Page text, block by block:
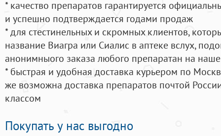
* качество препаратов гарантируется
и успешно подтверждается годами продаж
* для стестинельных и скромных клиентов,
название Виагра или Сиалис в аптеке вслух,
анонимныого заказа любого препаратан на
* быстрая и удобная доставка курьером по
же возможна доставка препаратов почтой
классом
Покупать у нас выгодно